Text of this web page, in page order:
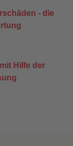
- die
Hilfe der